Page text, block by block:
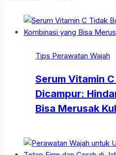
Tips Perawatan Wajah
Serum Vitamin
Dicampur:
Bisa Merusak